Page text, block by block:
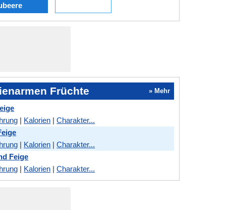
Früchte » Mehr
| Kalorien |Charakter...
| Kalorien |Charakter...
Feige
| Kalorien |Charakter...